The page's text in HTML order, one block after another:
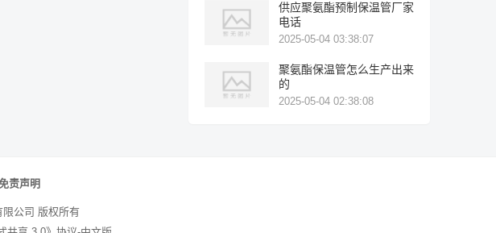
供应聚氨酯预制保温管厂家
电话
2025-05-04 03:38:07
聚氨酯保温管怎么生产出来
的
2025-05-04 02:38:08
责声明
公司 版权所有